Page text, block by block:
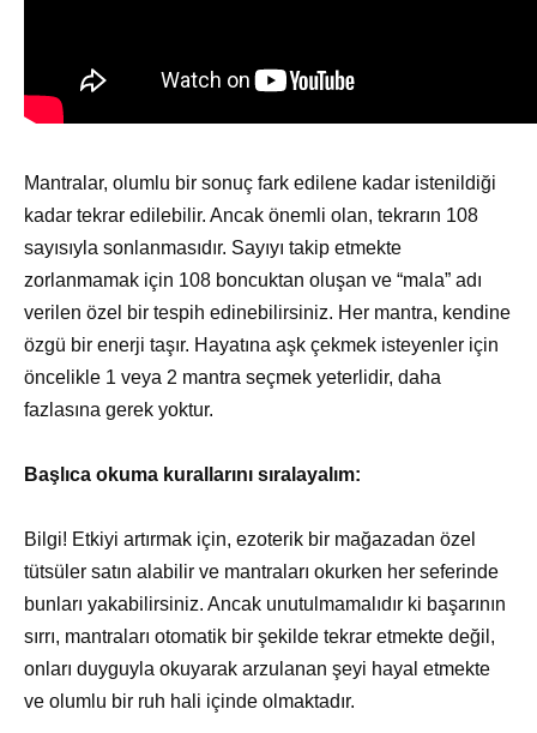
Mantralar, olumlu bir sonuç fark edilene kadar istenildiği
kadar tekrar edilebilir. Ancak önemli olan, tekrarın 108
sayısıyla sonlanmasıdır. Sayıyı takip etmekte
zorlanmamak için 108 boncuktan oluşan ve “mala” adı
verilen özel bir tespih edinebilirsiniz. Her mantra, kendine
özgü bir enerji taşır. Hayatına aşk çekmek isteyenler için
öncelikle 1 veya 2 mantra seçmek yeterlidir, daha
fazlasına gerek yoktur.
Başlıca okuma kurallarını sıralayalım:
Bilgi! Etkiyi artırmak için, ezoterik bir mağazadan özel
tütsüler satın alabilir ve mantraları okurken her seferinde
bunları yakabilirsiniz. Ancak unutulmamalıdır ki başarının
sırrı, mantraları otomatik bir şekilde tekrar etmekte değil,
onları duyguyla okuyarak arzulanan şeyi hayal etmekte
ve olumlu bir ruh hali içinde olmaktadır.